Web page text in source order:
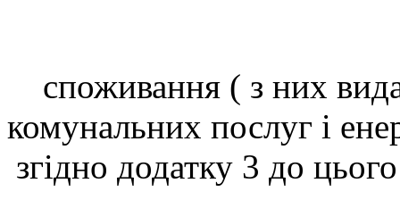
споживання ( з них
комунальних послуг і
згідно додатку 3 до